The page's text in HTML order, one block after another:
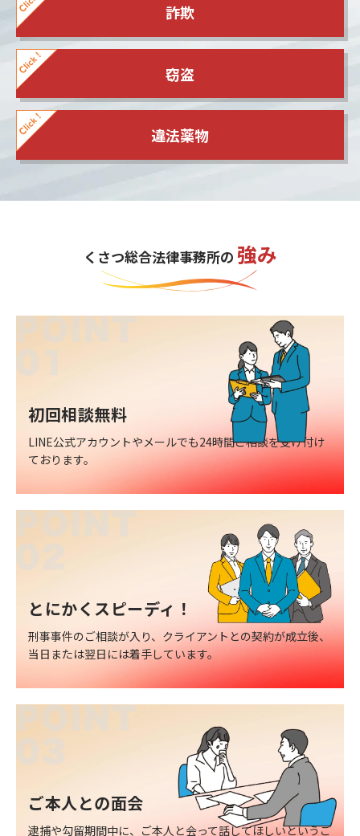
詐欺
窃盗
違法薬物
くさつ総合法律事務所の 強み
初回相談無料
LINE公式アカウントやメールでも24時間ご相談を受け付け
ております。
とにかくスピーディ！
刑事事件のご相談が入り、クライアントとの契約が成立後、
当日または翌日には着手しています。
ご本人との面会
逮捕や勾留期間中に、ご本人と会って話してほしいというご